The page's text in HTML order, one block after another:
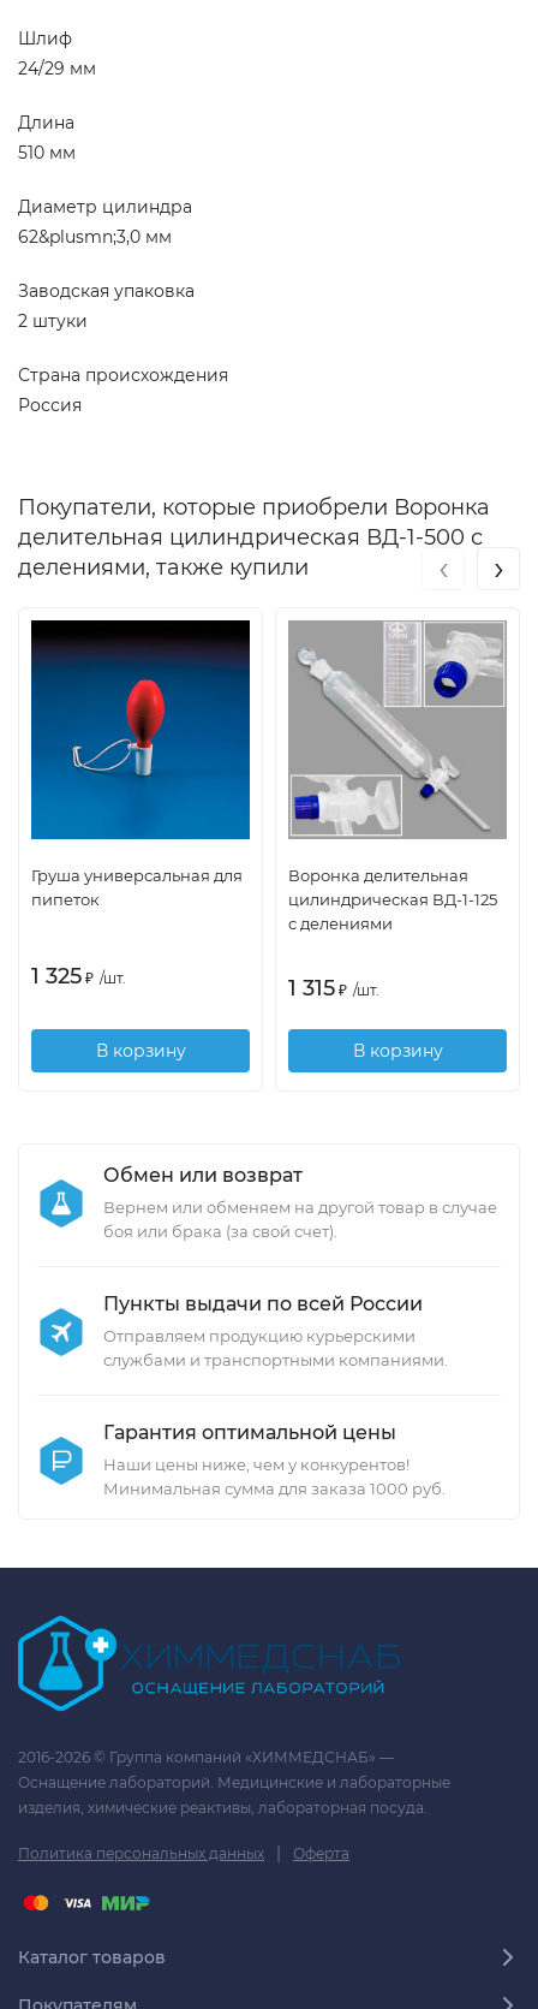
Шлиф
24/29 мм
Длина
510 мм
Диаметр цилиндра
62&plusmn;3,0 мм
Заводская упаковка
2 штуки
Страна происхождения
Россия
Покупатели, которые приобрели Воронка
делительная цилиндрическая ВД-1-500 с
делениями, также купили
Груша универсальная для
пипеток
1 325 ₽ /шт.
В корзину
Воронка делительная
цилиндрическая ВД-1-125
с делениями
1 315 ₽ /шт.
В корзину
‹ ›
Обмен или возврат
Вернем или обменяем на другой товар в случае
боя или брака (за свой счет).
Пункты выдачи по всей России
Отправляем продукцию курьерскими
службами и транспортными компаниями.
Гарантия оптимальной цены
Наши цены ниже, чем у конкурентов!
Минимальная сумма для заказа 1000 руб.
2016-2026 © Группа компаний «ХИММЕДСНАБ» —
Оснащение лабораторий. Медицинские и лабораторные
изделия, химические реактивы, лабораторная посуда.
Политика персональных данных | Оферта
Каталог товаров